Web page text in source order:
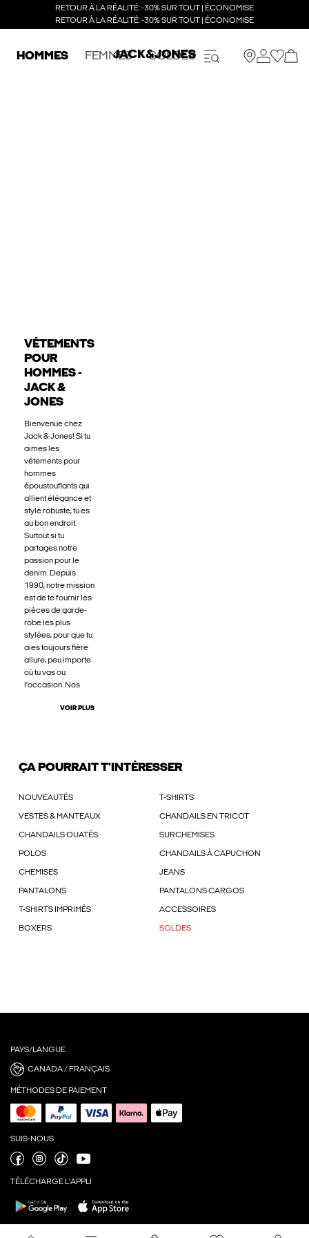
RETOUR À LA RÉALITÉ: -30% SUR TOUT | ÉCONOMISE
RETOUR À LA RÉALITÉ: -30% SUR TOUT | ÉCONOMISE
HOMMES FEMMES SOLDES
VÊTEMENTS
POUR
HOMMES -
JACK &
JONES
Bienvenue chez
Jack & Jones! Si tu
aimes les
vêtements pour
hommes
époustouflants qui
allient élégance et
style robuste, tu es
au bon endroit.
Surtout si tu
partages notre
passion pour le
denim. Depuis
1990, notre mission
est de te fournir les
pièces de garde-
robe les plus
stylées, pour que tu
aies toujours fière
allure, peu importe
où tu vas ou
l'occasion. Nos
VOIR PLUS
ÇA POURRAIT T'INTÉRESSER
NOUVEAUTÉS T-SHIRTS
VESTES & MANTEAUX CHANDAILS EN TRICOT
CHANDAILS OUATÉS SURCHEMISES
POLOS CHANDAILS À CAPUCHON
CHEMISES JEANS
PANTALONS PANTALONS CARGOS
T-SHIRTS IMPRIMÉS ACCESSOIRES
BOXERS SOLDES
PAYS/LANGUE
CANADA / FRANÇAIS
MÉTHODES DE PAIEMENT
SUIS-NOUS
TÉLÉCHARGE L'APPLI